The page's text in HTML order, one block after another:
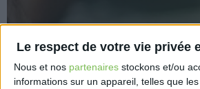
Le respect de votre vie privée
Nous et nos partenaires stockons et/ou
informations sur un appareil, telles que